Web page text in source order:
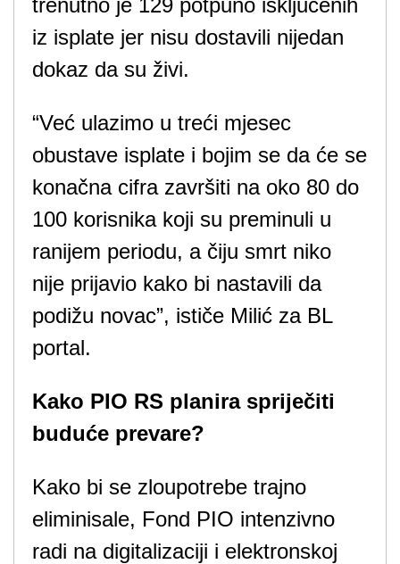
trenutno je 129 potpuno isključenih
iz isplate jer nisu dostavili nijedan
dokaz da su živi.
“Već ulazimo u treći mjesec
obustave isplate i bojim se da će se
konačna cifra završiti na oko 80 do
100 korisnika koji su preminuli u
ranijem periodu, a čiju smrt niko
nije prijavio kako bi nastavili da
podižu novac”, ističe Milić za BL
portal.
Kako PIO RS planira spriječiti
buduće prevare?
Kako bi se zloupotrebe trajno
eliminisale, Fond PIO intenzivno
radi na digitalizaciji i elektronskoj